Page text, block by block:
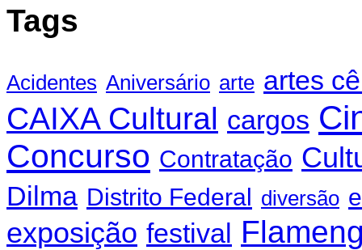
Tags
Acidentes Aniversário arte artes
CAIXA Cultural cargos
Concurso Contratação
Dilma Distrito Federal diversão
exposição festival